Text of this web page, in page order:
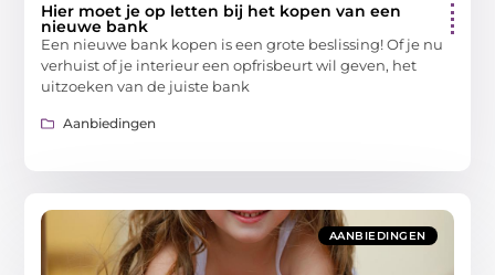
Hier moet je op letten bij het kopen van een
nieuwe bank
Een nieuwe bank kopen is een grote beslissing! Of je nu
verhuist of je interieur een opfrisbeurt wil geven, het
uitzoeken van de juiste bank
Aanbiedingen
AANBIEDINGEN